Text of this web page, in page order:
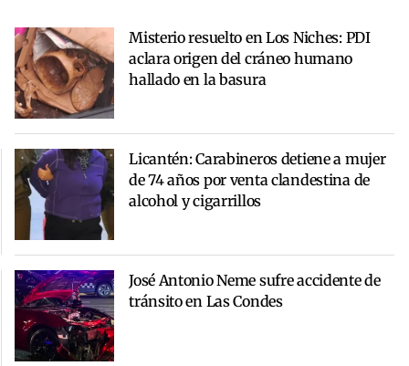
Misterio resuelto en Los Niches: PDI
aclara origen del cráneo humano
hallado en la basura
Licantén: Carabineros detiene a mujer
de 74 años por venta clandestina de
alcohol y cigarrillos
José Antonio Neme sufre accidente de
tránsito en Las Condes